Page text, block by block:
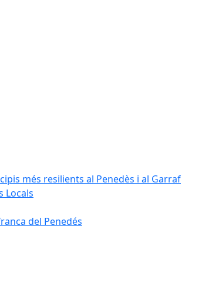
més resilients al Penedès i al Garraf
Locals
del Penedés